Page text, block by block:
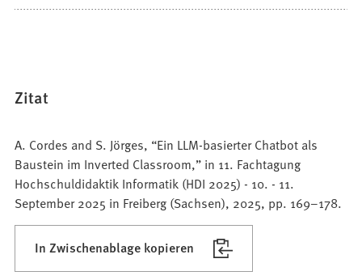
Zitat
A. Cordes and S. Jörges, “Ein LLM-basierter Chatbot als
Baustein im Inverted Classroom,” in 11. Fachtagung
Hochschuldidaktik Informatik (HDI 2025) - 10. - 11.
September 2025 in Freiberg (Sachsen), 2025, pp. 169–178.
In Zwischenablage kopieren